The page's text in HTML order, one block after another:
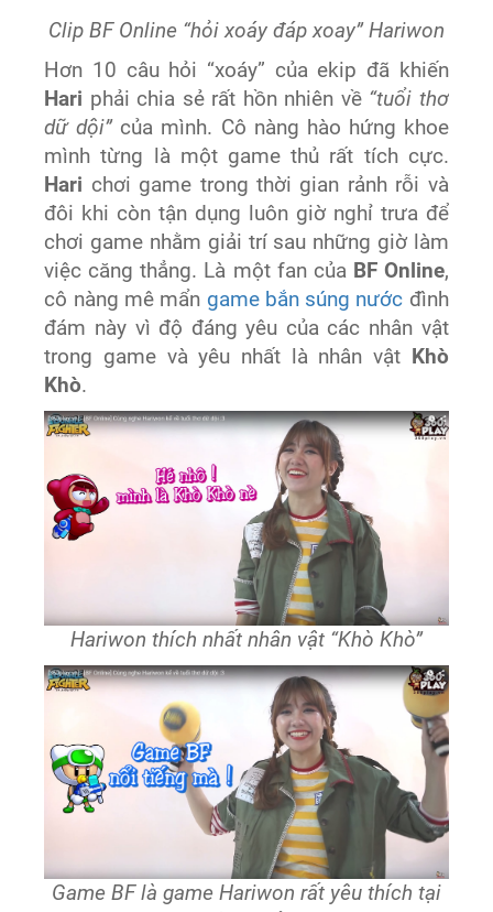
Clip BF Online “hỏi xoáy đáp xoay” Hariwon
Hơn 10 câu hỏi “xoáy” của ekip đã khiến
Hari phải chia sẻ rất hồn nhiên về “tuổi thơ
dữ dội”của mình. Cô nàng hào hứng khoe
mình từng là một game thủ rất tích cực.
Hari chơi game trong thời gian rảnh rỗi và
đôi khi còn tận dụng luôn giờ nghỉ trưa để
chơi game nhằm giải trí sau những giờ làm
việc căng thẳng. Là một fan của BF Online,
cô nàng mê mẩn game bắn súng nước đình
đám này vì độ đáng yêu của các nhân vật
trong game và yêu nhất là nhân vật
Khò
Khò.
Hariwon thích nhất nhân vật “Khò Khò”
Game BF là game Hariwon rất yêu thích tại